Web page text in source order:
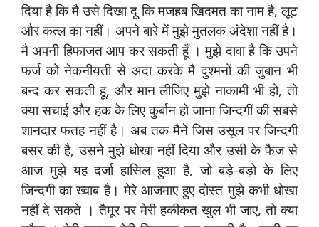
दिया है कि मै उसे दिखा दू कि मजहब खिदमत का नाम है, लूट
और कत्‍ल का नहीं। अपने बारे में मुझे मुतलक अंदेशा नहीं है।
मै अपनी हिफाजत आप कर सकती हूँ । मुझे दावा है कि उपने
फर्ज को नेकनीयती से अदा करके मै दुश्‍मनों की जुबान भी
बन्‍द कर सकती हू, और मान लीजिए मुझे नाकामी भी हो, तो
क्‍या सचाई और हक के लिए कुर्बान हो जाना जिन्‍दगीं की सबसे
शानदार फतह नहीं है। अब तक मैने जिस उसूल पर जिन्‍दगी
बसर की है, उसने मुझे धोखा नहीं दिया और उसी के फैज से
आज मुझे यह दर्जा हासिल हुआ है, जो बड़े-बड़ो के लिए
जिन्‍दगी का ख्‍वाब है। मेरे आजमाए हुए दोस्‍त मुझे कभी धोखा
नहीं दे सकते । तैमूर पर मेरी हकीकत खुल भी जाए, तो क्‍या